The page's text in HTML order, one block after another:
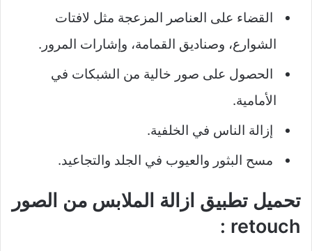
القضاء على العناصر المزعجة مثل لافتات
الشوارع، وصناديق القمامة، وإشارات المرور.
الحصول على صور خالية من الشبكات في
الأمامية.
إزالة الناس في الخلفية.
مسح البثور والعيوب في الجلد والتجاعيد.
تحميل تطبيق ازالة الملابس من الصور
retouch :